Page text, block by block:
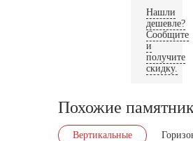
Нашли
дешевле?
Сообщите
и
получите
скидку.
Похожие
Вертикальные